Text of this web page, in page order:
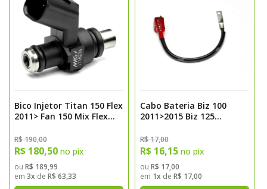
Bico Injetor Titan 150 Flex
2011> Fan 150 Mix Flex
160 Magnetron
R$ 190,00
R$ 180,50 no pix
ou R$ 189,99
em 3x de R$ 63,33
Cabo Bateria Biz 100
2011>2015 Biz 125
Magnetron
R$ 17,00
R$ 16,15 no pix
ou R$ 17,00
em 1x de R$ 17,00